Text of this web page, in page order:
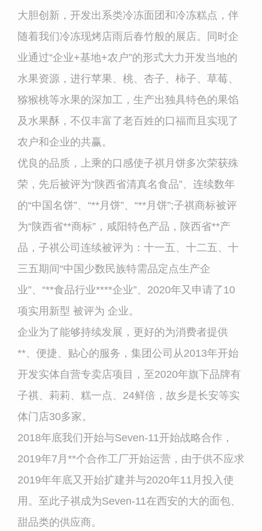
大胆创新，开发出系类冷冻面团和冷冻糕点，伴
随着我们冷冻现烤店雨后春竹般的展店。同时企
业通过“企业+基地+农户”的形式大力开发当地的
水果资源，进行苹果、桃、杏子、柿子、草莓、
猕猴桃等水果的深加工，生产出独具特色的果馅
及水果酥，不仅丰富了老百姓的口福而且实现了
农户和企业的共赢。
优良的品质，上乘的口感使子祺月饼多次荣获殊
荣，先后被评为“陕西省清真名食品”、连续数年
的“中国名饼”、“**月饼”、“**月饼”;子祺商标被评
为“陕西省**商标”，咸阳特色产品，陕西省**产
品，子祺公司连续被评为：十一五、十二五、十
三五期间“中国少数民族特需品定点生产企
业”、“**食品行业****企业”、2020年又申请了10
项实用新型 被评为 企业。
企业为了能够持续发展，更好的为消费者提供
**、便捷、贴心的服务，集团公司从2013年开始
开发实体自营专卖店项目，至2020年旗下品牌有
子祺、莉莉、糕一点、24鲜倍，故乡是长安等实
体门店30多家。
2018年底我们开始与Seven-11开始战略合作，
2019年7月 **个合作工厂开始运营，由于供不应求
2019年年底又开始扩建并与2020年11月投入使
用。至此子祺成为Seven-11在西安的大的面包、
甜品类的供应商。